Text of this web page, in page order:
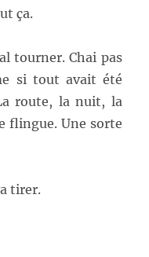
ça.
tourner. Chai pas
si tout avait été
route, la nuit, la
flingue. Une sorte
tirer.